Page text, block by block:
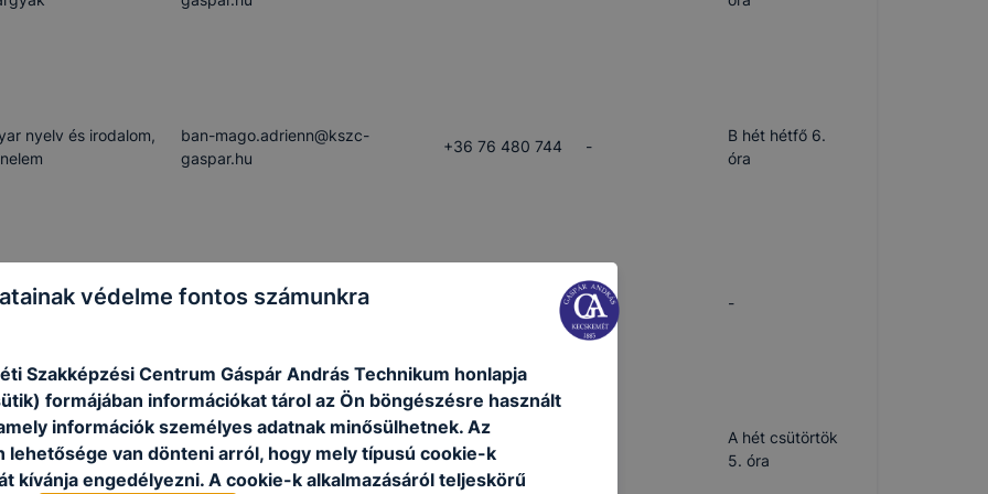
nyelv és irodalom,
ban-mago.adrienn​@kszc-
gaspar.hu
+36 76 480 744 -
B hét hétfő 6.
óra
informatika bodza.arpad​@kszc-gaspar.hu +36 76 480 744 - -
bognar-nagy.gyongyi​@kszc-
gaspar.hu
+36 76 480 744
A hét csütörtök
5. óra
védelme fontos számunkra
Szakképzési Centrum Gáspár András Technikum honlapja
formájában információkat tárol az Ön böngészésre használt
információk személyes adatnak minősülhetnek. Az
lehetősége van dönteni arról, hogy mely típusú cookie-k
kívánja engedélyezni. A cookie-k alkalmazásáról teljeskörű